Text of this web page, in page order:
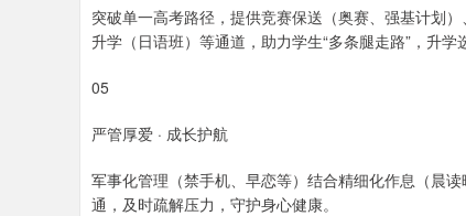
突破单一高考路径，提供竞赛保送（奥赛、强基计划
升学（日语班）等通道，助力学生“多条腿走路”，升学
05
严管厚爱 · 成长护航
军事化管理（禁手机、早恋等）结合精细化作息（晨
通，及时疏解压力，守护身心健康。